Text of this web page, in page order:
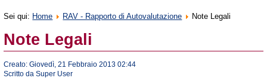
Sei qui: Home RAV - Rapporto di Autovalutazione Note Legali
Note Legali
Creato: Giovedì, 21 Febbraio 2013 02:44
Scritto da Super User